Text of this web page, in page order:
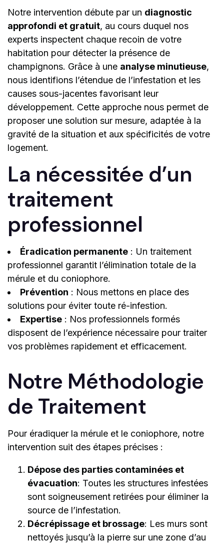
Notre intervention débute par un diagnostic
approfondi et gratuit, au cours duquel nos
experts inspectent chaque recoin de votre
habitation pour détecter la présence de
champignons. Grâce à une analyse minutieuse,
nous identifions l’étendue de l’infestation et les
causes sous-jacentes favorisant leur
développement. Cette approche nous permet de
proposer une solution sur mesure, adaptée à la
gravité de la situation et aux spécificités de votre
logement.
La nécessitée d’un
traitement
professionnel
Éradication permanente : Un traitement
professionnel garantit l’élimination totale de la
mérule et du coniophore.
Prévention : Nous mettons en place des
solutions pour éviter toute ré-infestion.
Expertise : Nos professionnels formés
disposent de l’expérience nécessaire pour traiter
vos problèmes rapidement et efficacement.
Notre Méthodologie
de Traitement
Pour éradiquer la mérule et le coniophore, notre
intervention suit des étapes précises :
Dépose des parties contaminées et
évacuation: Toutes les structures infestées
sont soigneusement retirées pour éliminer la
source de l’infestation.
Décrépissage et brossage: Les murs sont
nettoyés jusqu’à la pierre sur une zone d’au